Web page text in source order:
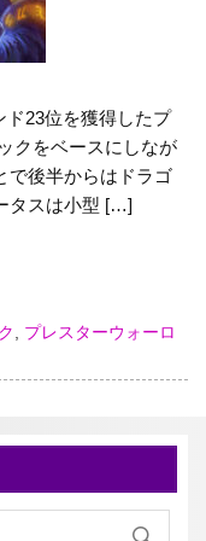
ド23位を獲得したプ
クをベースにしなが
で後半からはドラゴ
タスは小型 […]
プレスターウォーロ